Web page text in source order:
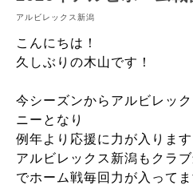
アルビレックス新潟
こんにちは！
久しぶりの木山です！
今シーズンからアルビレッ
ニーとなり
例年より応援に力が入ります
アルビレックス新潟もクラ
でホーム戦毎回力が入ってま